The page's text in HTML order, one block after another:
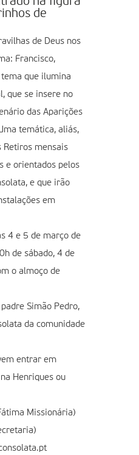
de
de Deus nos
Francisco,
que ilumina
que se insere no
das Aparições
temática, aliás,
Retiros mensais
e orientados pelos
e que irão
em
4 e 5 de março de
de sábado, 4 de
o almoço de
Simão Pedro,
da comunidade
entrar em
Henriques ou
Missionária)